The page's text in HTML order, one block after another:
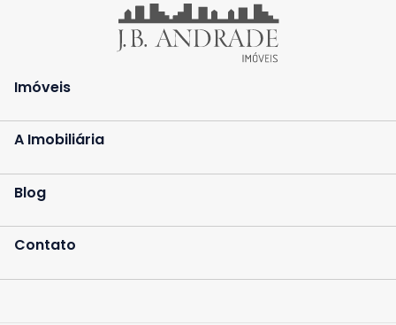
Imóveis
A Imobiliária
Blog
Contato